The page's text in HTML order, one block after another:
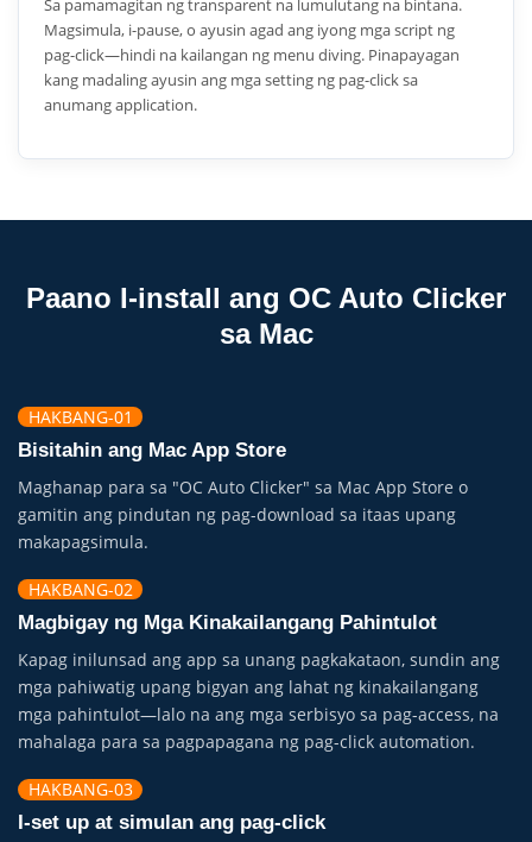
Sa pamamagitan ng transparent na lumulutang na bintana.
Magsimula, i-pause, o ayusin agad ang iyong mga script ng
pag-click—hindi na kailangan ng menu diving. Pinapayagan
kang madaling ayusin ang mga setting ng pag-click sa
anumang application.
Paano I-install ang OC Auto Clicker
sa Mac
HAKBANG-01
Bisitahin ang Mac App Store
Maghanap para sa "OC Auto Clicker" sa Mac App Store o
gamitin ang pindutan ng pag-download sa itaas upang
makapagsimula.
HAKBANG-02
Magbigay ng Mga Kinakailangang Pahintulot
Kapag inilunsad ang app sa unang pagkakataon, sundin ang
mga pahiwatig upang bigyan ang lahat ng kinakailangang
mga pahintulot—lalo na ang mga serbisyo sa pag-access, na
mahalaga para sa pagpapagana ng pag-click automation.
HAKBANG-03
I-set up at simulan ang pag-click